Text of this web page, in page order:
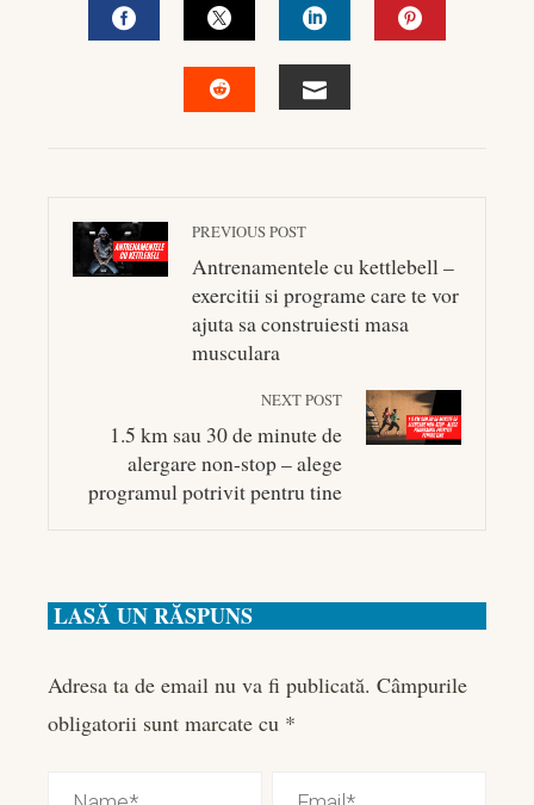
FACEBOOKTWITTERLINKEDIN
PREVIOUS POST
Antrenamentele cu kettlebell –
exercitii si programe care te vor
ajuta sa construiesti masa
musculara
NEXT POST
1.5 km sau 30 de minute de
alergare non-stop – alege
programul potrivit pentru tine
LASĂ UN RĂSPUNS
Adresa ta de email nu va fi publicată. Câmpurile
obligatorii sunt marcate cu *